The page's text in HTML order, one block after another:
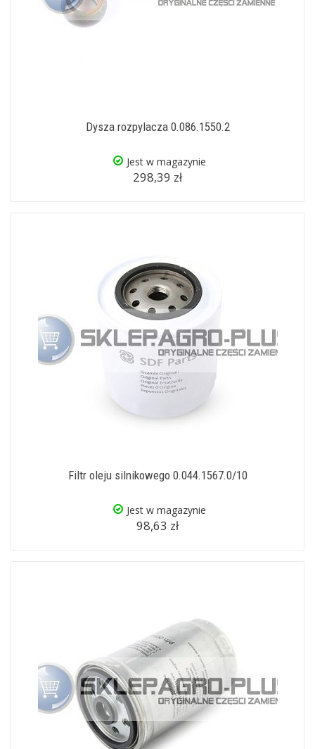
Dysza rozpylacza 0.086.1550.2
Jest w magazynie
298,39 zł
Filtr oleju silnikowego 0.044.1567.0/10
Jest w magazynie
98,63 zł